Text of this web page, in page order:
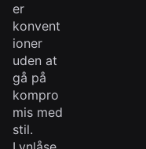
er
konvent
ioner
uden at
gå på
kompro
mis med
stil.